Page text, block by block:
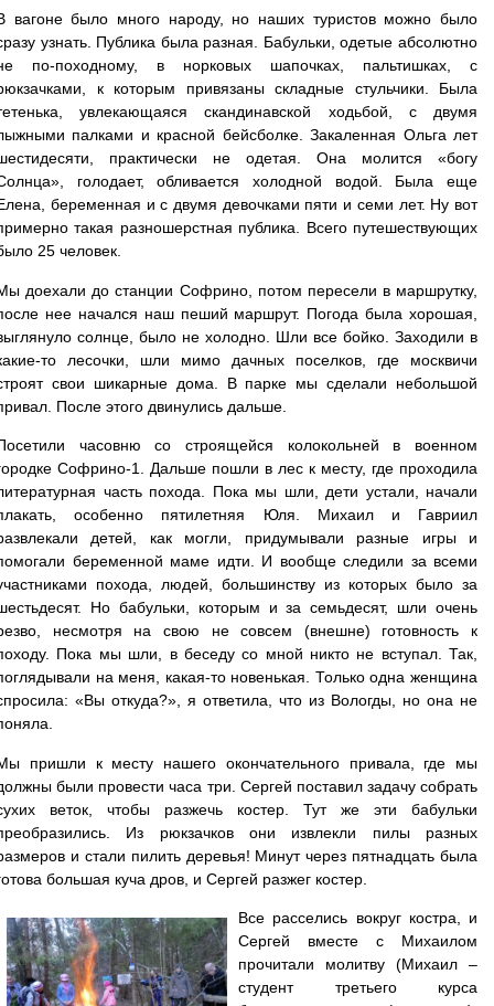
вагоне было много народу, но наших туристов можно было
узнать. Публика была разная. Бабульки, одетые абсолютно
по-походному, в норковых шапочках, пальтишках, с
к которым привязаны складные стульчики. Была
увлекающаяся скандинавской ходьбой, с двумя
палками и красной бейсболке. Закаленная Ольга лет
практически не одетая. Она молится «богу
голодает, обливается холодной водой. Была еще
беременная и с двумя девочками пяти и семи лет. Ну вот
такая разношерстная публика. Всего путешествующих
25 человек.
доехали до станции Софрино, потом пересели в маршрутку,
нее начался наш пеший маршрут. Погода была хорошая,
солнце, было не холодно. Шли все бойко. Заходили в
то лесочки, шли мимо дачных поселков, где москвичи
свои шикарные дома. В парке мы сделали небольшой
После этого двинулись дальше.
часовню со строящейся колокольней в военном
Софрино-1. Дальше пошли в лес к месту, где проходила
часть похода. Пока мы шли, дети устали, начали
особенно пятилетняя Юля. Михаил и Гавриил
детей, как могли, придумывали разные игры и
беременной маме идти. И вообще следили за всеми
похода, людей, большинству из которых было за
Но бабульки, которым и за семьдесят, шли очень
несмотря на свою не совсем (внешне) готовность к
Пока мы шли, в беседу со мной никто не вступал. Так,
на меня, какая-то новенькая. Только одна женщина
«Вы откуда?», я ответила, что из Вологды, но она не
пришли к месту нашего окончательного привала, где мы
были провести часа три. Сергей поставил задачу собрать
веток, чтобы разжечь костер. Тут же эти бабульки
Из рюкзачков они извлекли пилы разных
и стали пилить деревья! Минут через пятнадцать была
большая куча дров, и Сергей разжег костер.
Все расселись вокруг костра, и
Сергей вместе с Михаилом
прочитали молитву (Михаил –
студент третьего курса